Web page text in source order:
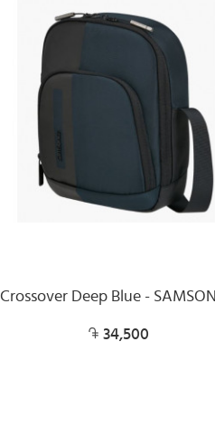
Crossover Deep Blue -
34,500